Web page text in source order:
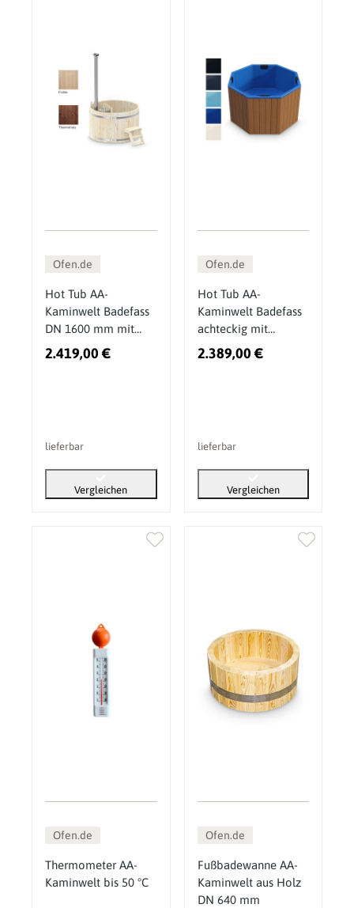
Ofen.de
Hot Tub AA-
Kaminwelt Badefass
DN 1600 mm mit
Innenofen
2.419,00 €
lieferbar
Vergleichen
Ofen.de
Hot Tub AA-
Kaminwelt Badefass
achteckig mit
Kunststoffeinsatz
ohne Ofen
2.389,00 €
lieferbar
Vergleichen
Ofen.de
Thermometer AA-
Kaminwelt bis 50 °C
Ofen.de
Fußbadewanne AA-
Kaminwelt aus Holz
DN 640 mm